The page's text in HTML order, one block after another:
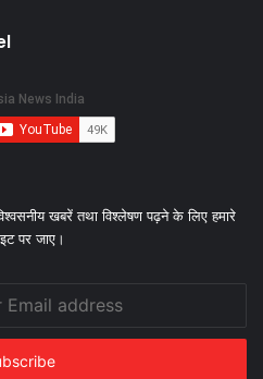
खबरें तथा विश्लेषण पढ़ने के लिए हमारे
पर जाए।